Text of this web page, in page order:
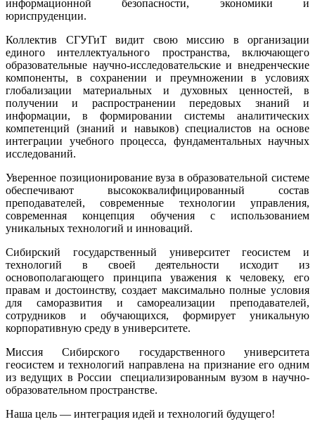
информационной безопасности, экономики и
юриспруденции.
Коллектив СГУГиТ видит свою миссию в организации
единого интеллектуального пространства, включающего
образовательные научно-исследовательские и внедренческие
компоненты, в сохранении и преумножении в условиях
глобализации материальных и духовных ценностей, в
получении и распространении передовых знаний и
информации, в формировании системы аналитических
компетенций (знаний и навыков) специалистов на основе
интеграции учебного процесса, фундаментальных научных
исследований.
Уверенное позиционирование вуза в образовательной системе
обеспечивают высококвалифицированный состав
преподавателей, современные технологии управления,
современная концепция обучения с использованием
уникальных технологий и инноваций.
Сибирский государственный университет геосистем и
технологий в своей деятельности исходит из
основополагающего принципа уважения к человеку, его
правам и достоинству, создает максимально полные условия
для саморазвития и самореализации преподавателей,
сотрудников и обучающихся, формирует уникальную
корпоративную среду в университете.
Миссия Сибирского государственного университета
геосистем и технологий направлена на признание его одним
из ведущих в России специализированным вузом в научно-
образовательном пространстве.
Наша цель — интеграция идей и технологий будущего!